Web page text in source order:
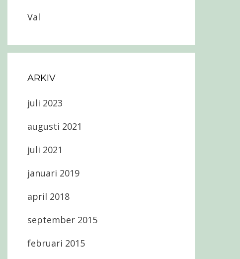
Val
ARKIV
juli 2023
augusti 2021
juli 2021
januari 2019
april 2018
september 2015
februari 2015